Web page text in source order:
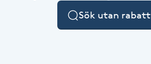
Sök utan rabatt